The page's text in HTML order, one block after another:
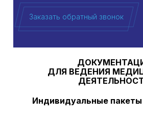
Заказать обратный звонок
ДЛЯ ВЕДЕНИЯ
Индивидуальные